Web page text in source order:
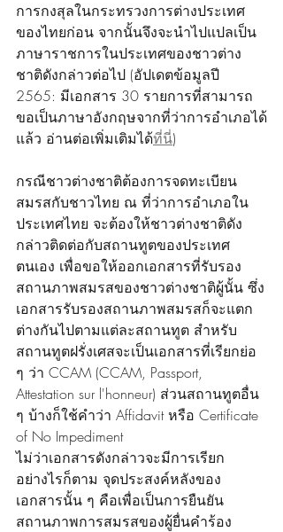
การกงสุลในกระทรวงการต่างประเทศ
ของไทยก่อน จากนั้นจึงจะนำไปแปลเป็น
ภาษาราชการในประเทศของชาวต่าง
ชาติดังกล่าวต่อไป (อัปเดตข้อมูลปี
2565: มีเอกสาร 30 รายการที่สามารถ
ขอเป็นภาษาอังกฤษจากที่ว่าการอำเภอได้
แล้ว อ่านต่อเพิ่มเติมได้ที่นี่)
กรณีชาวต่างชาติต้องการจดทะเบียน
สมรสกับชาวไทย ณ ที่ว่าการอำเภอใน
ประเทศไทย จะต้องให้ชาวต่างชาติดัง
กล่าวติดต่อกับสถานทูตของประเทศ
ตนเอง เพื่อขอให้ออกเอกสารที่รับรอง
สถานภาพสมรสของชาวต่างชาติผู้นั้น ซึ่ง
เอกสารรับรองสถานภาพสมรสก็จะแตก
ต่างกันไปตามแต่ละสถานทูต สำหรับ
สถานทูตฝรั่งเศสจะเป็นเอกสารที่เรียกย่อ
ๆ ว่า CCAM (CCAM, Passport,
Attestation sur l'honneur) ส่วนสถานทูตอื่น
ๆ บ้างก็ใช้คำว่า Affidavit หรือ Certificate
of No Impediment
ไม่ว่าเอกสารดังกล่าวจะมีการเรียก
อย่างไรก็ตาม จุดประสงค์หลังของ
เอกสารนั้น ๆ คือเพื่อเป็นการยืนยัน
สถานภาพการสมรสของผู้ยื่นคำร้อง